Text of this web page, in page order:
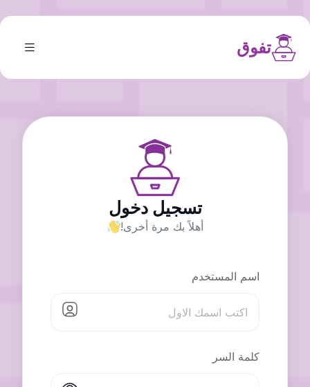
تفوق
تسجيل دخول
أهلاً بك مرة أخرى!
اسم المستخدم
كلمة السر